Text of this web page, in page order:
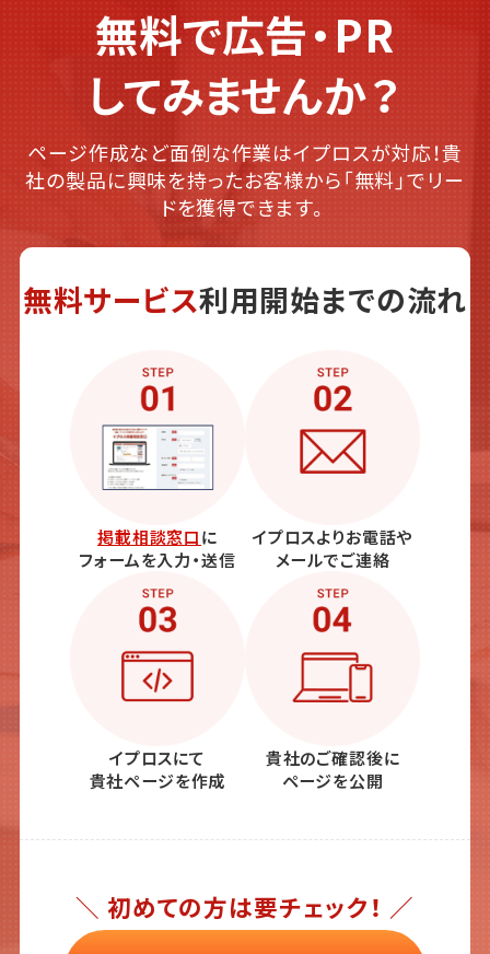
無料で広告・PR
してみませんか？
ページ作成など面倒な作業はイプロスが対応！貴
社の製品に興味を持ったお客様から「無料」でリー
ドを獲得できます。
無料サービス利用開始までの流れ
掲載相談窓口に
フォームを入力・送信
イプロスよりお電話や
メールでご連絡
イプロスにて
貴社ページを作成
貴社のご確認後に
ページを公開
＼ 初めての方は要チェック！ ／